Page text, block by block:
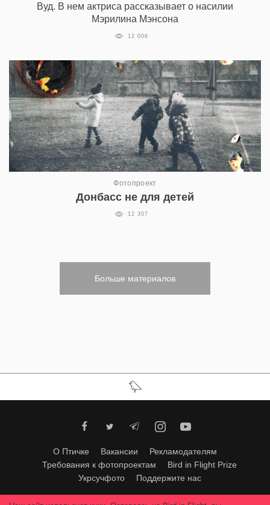
Вуд. В нем актриса рассказывает о насилии
Мэрилина Мэнсона
12 006
Фотопроект
Донбасс не для детей
12 307
Больше материалов
О Птичке Вакансии
Рекламодателям
Требования к фотопроектам
Bird in Flight Prize
Укрсучфото
Поддержите нас
Любое использование материалов допускается только с согласия